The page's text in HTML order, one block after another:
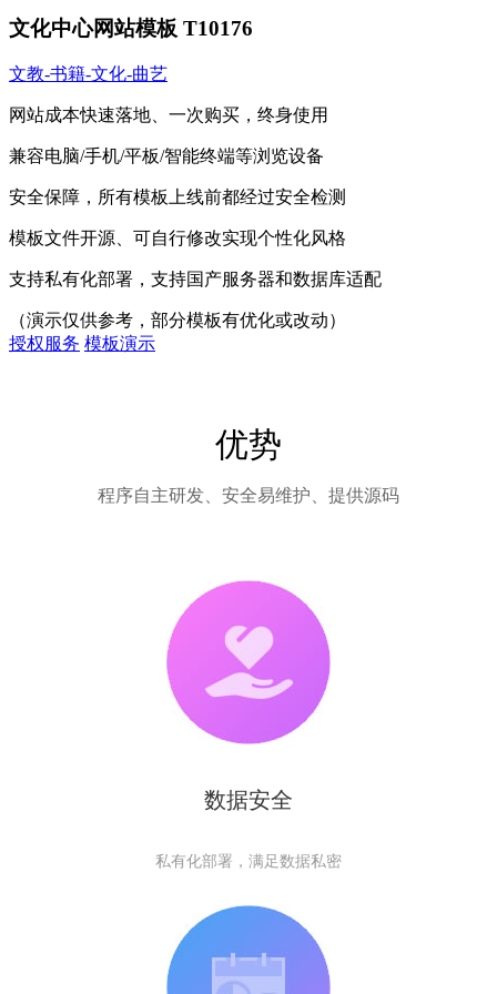
文化中心网站模板 T10176
文教-书籍-文化-曲艺
网站成本快速落地、一次购买，终身使用
兼容电脑/手机/平板/智能终端等浏览设备
安全保障，所有模板上线前都经过安全检测
模板文件开源、可自行修改实现个性化风格
支持私有化部署，支持国产服务器和数据库适配
（演示仅供参考，部分模板有优化或改动）
授权服务 模板演示
优势
程序自主研发、安全易维护、提供源码
数据安全
私有化部署，满足数据私密